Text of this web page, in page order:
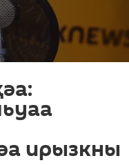
ирызкны